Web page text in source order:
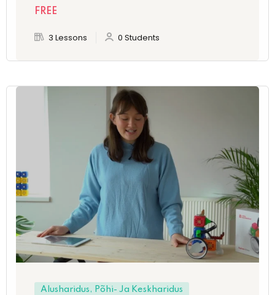
FREE
3 Lessons 0 Students
Alusharidus, Põhi- Ja Keskharidus